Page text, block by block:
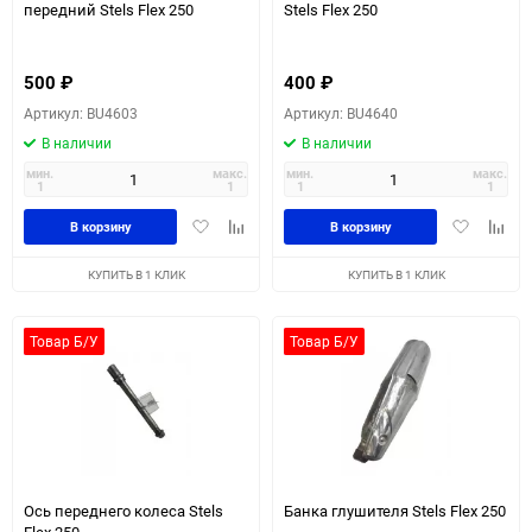
передний Stels Flex 250
500 ₽
Артикул: BU4603
В наличии
мин.
1
макс.
1
ДобавитьДобавить
В корзину
КУПИТЬ В 1 КЛИК
Stels Flex 250
400 ₽
Артикул: BU4640
В наличии
мин.
1
макс.
1
Добавить
В корзину
КУПИТЬ В 1 КЛИК
Товар Б/У
Ось переднего колеса Stels
Товар Б/У
Банка глушителя Stels Flex 250